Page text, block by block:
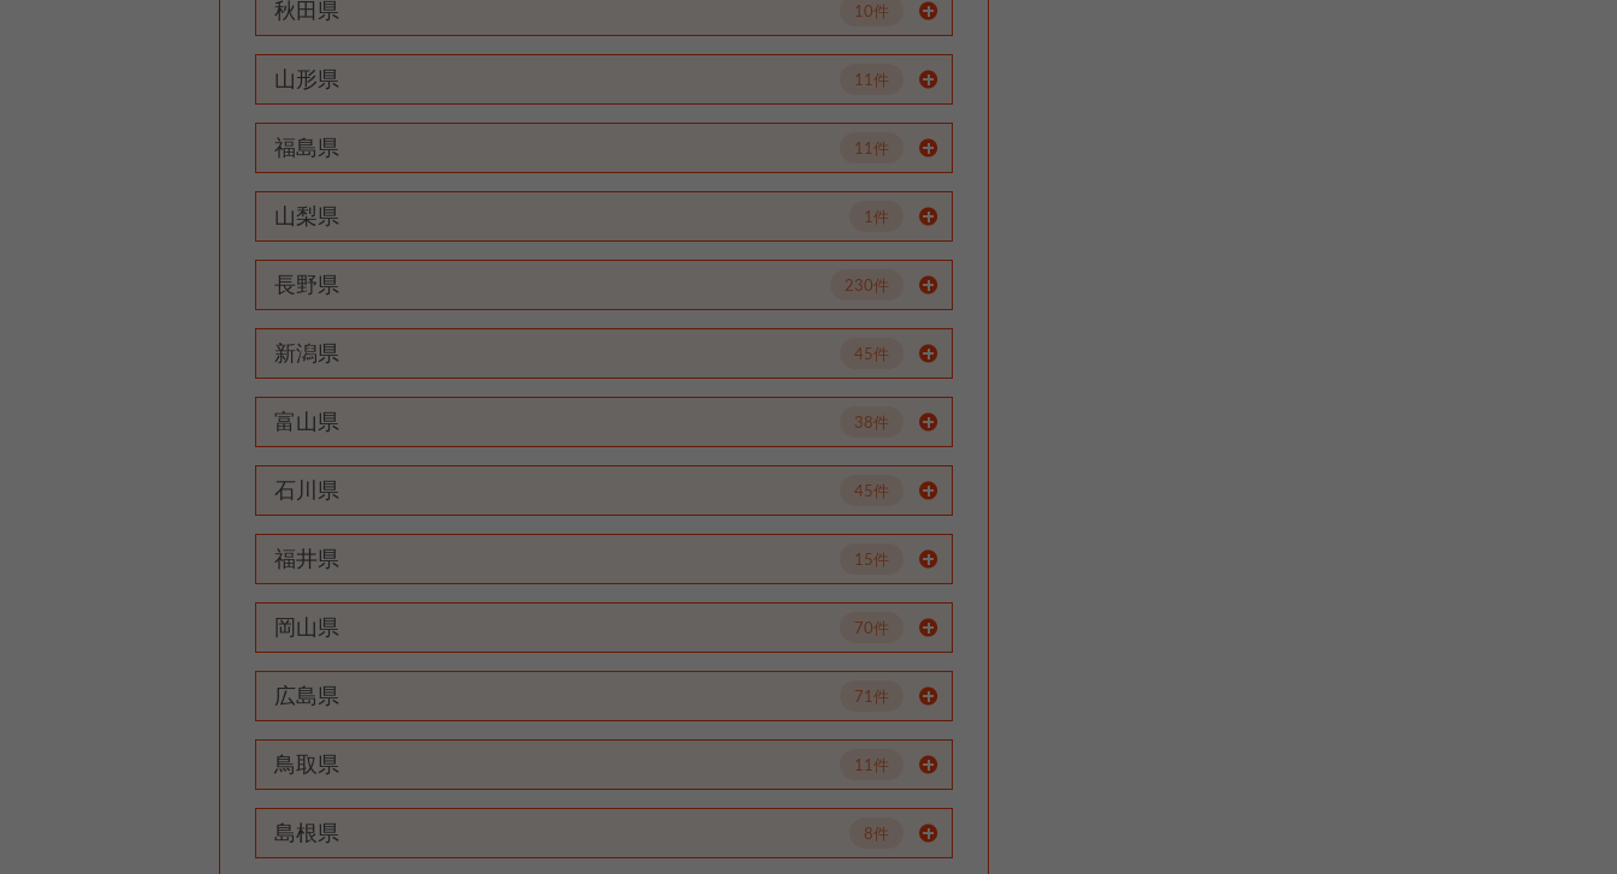
秋田県 10件
山形県 11件
福島県 11件
山梨県 1件
長野県 230件
新潟県 45件
富山県 38件
石川県 45件
福井県 15件
岡山県 70件
広島県 71件
鳥取県 11件
島根県 8件